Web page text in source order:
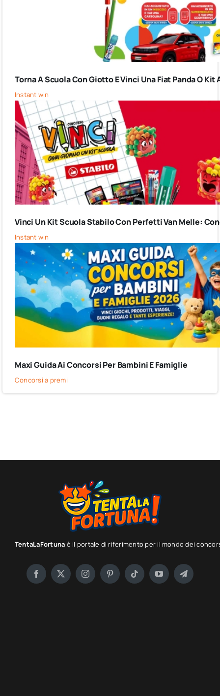
Torna A Scuola Con Giotto E Vinci Una Fiat Panda O
Instant win
Vinci Un Kit Scuola Stabilo Con Perfetti Van Melle:
Instant win
Maxi Guida Ai Concorsi Per Bambini E Famiglie
Concorsi a premi
TentaLaFortuna è il portale di riferimento per il mondo dei